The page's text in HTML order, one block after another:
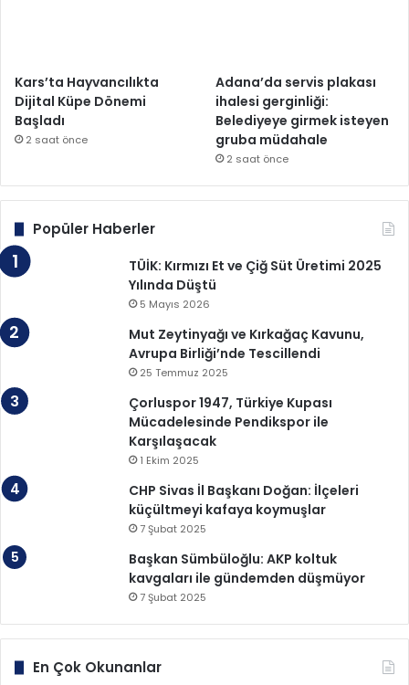
Kars’ta Hayvancılıkta
Dijital Küpe Dönemi
Başladı
2 saat önce
Adana’da servis plakası
ihalesi gerginliği:
Belediyeye girmek isteyen
gruba müdahale
2 saat önce
Popüler Haberler
TÜİK: Kırmızı Et ve Çiğ Süt Üretimi 2025
Yılında Düştü
5 Mayıs 2026
Mut Zeytinyağı ve Kırkağaç Kavunu,
Avrupa Birliği’nde Tescillendi
25 Temmuz 2025
Çorluspor 1947, Türkiye Kupası
Mücadelesinde Pendikspor ile
Karşılaşacak
1 Ekim 2025
CHP Sivas İl Başkanı Doğan: İlçeleri
küçültmeyi kafaya koymuşlar
7 Şubat 2025
Başkan Sümbüloğlu: AKP koltuk
kavgaları ile gündemden düşmüyor
7 Şubat 2025
En Çok Okunanlar